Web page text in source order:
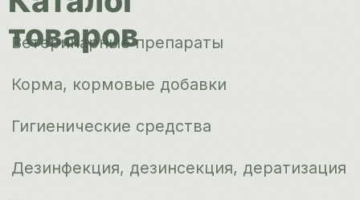
Доставка и
оплата
О компании
Контакты
Новости